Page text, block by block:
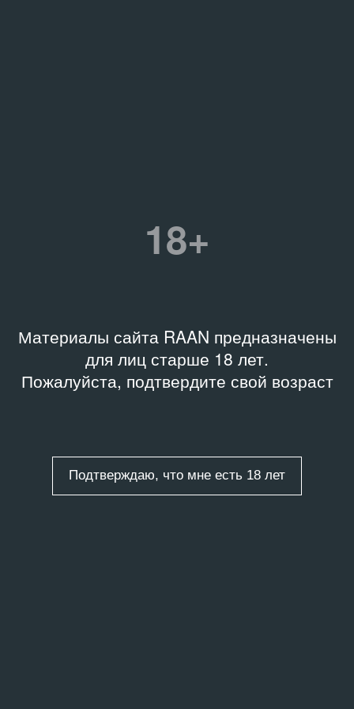
18+
Материалы сайта RAAN предназначены
для лиц старше 18 лет.
Пожалуйста, подтвердите свой возраст
Подтверждаю, что мне есть 18 лет